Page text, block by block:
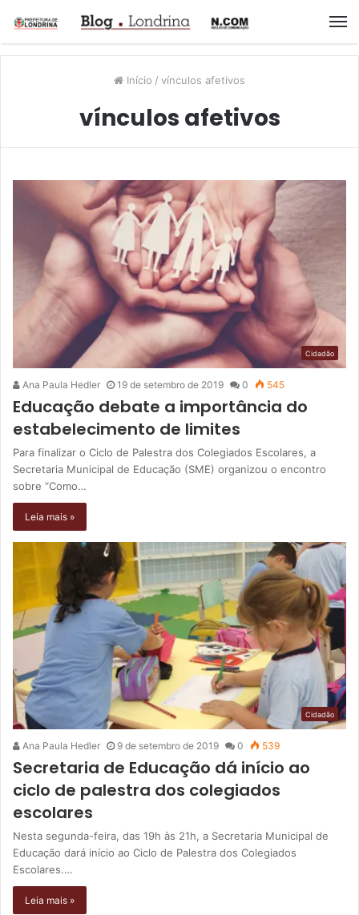
Início / vínculos afetivos
vínculos afetivos
Cidadão
Ana Paula Hedler 19 de setembro de 2019 0 545
Educação debate a importância do
estabelecimento de limites
Para finalizar o Ciclo de Palestra dos Colegiados Escolares, a
Secretaria Municipal de Educação (SME) organizou o encontro
sobre “Como…
Leia mais »
Cidadão
Ana Paula Hedler 9 de setembro de 2019 0 539
Secretaria de Educação dá início ao
ciclo de palestra dos colegiados
escolares
Nesta segunda-feira, das 19h às 21h, a Secretaria Municipal de
Educação dará início ao Ciclo de Palestra dos Colegiados
Escolares.…
Leia mais »